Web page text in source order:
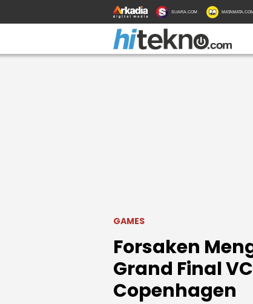
SUARA.COM
GAMES
Forsaken
Grand Final
Copenhagen